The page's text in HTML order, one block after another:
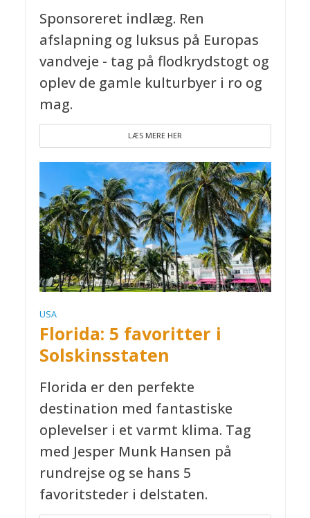
Sponsoreret indlæg. Ren
afslapning og luksus på Europas
vandveje - tag på flodkrydstogt og
oplev de gamle kulturbyer i ro og
mag.
LÆS MERE HER
USA
Florida: 5 favoritter i
Solskinsstaten
Florida er den perfekte
destination med fantastiske
oplevelser i et varmt klima. Tag
med Jesper Munk Hansen på
rundrejse og se hans 5
favoritsteder i delstaten.